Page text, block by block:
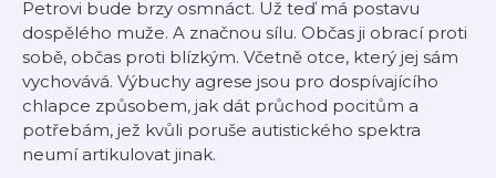
Petrovi bude brzy osmnáct. Už teď má postavu
dospělého muže. A značnou sílu. Občas ji obrací proti
sobě, občas proti blízkým. Včetně otce, který jej sám
vychovává. Výbuchy agrese jsou pro dospívajícího
chlapce způsobem, jak dát průchod pocitům a
potřebám, jež kvůli poruše autistického spektra
neumí artikulovat jinak.